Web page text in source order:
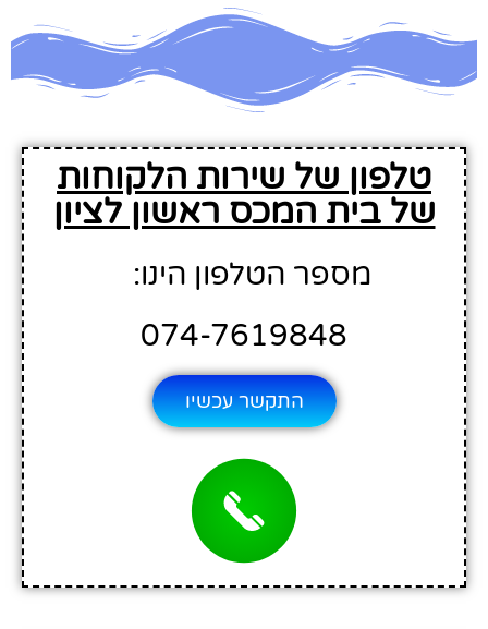
טלפון של שירות הלקוחות
של בית המכס ראשון לציון
מספר הטלפון הינו:
074-7619848
התקשר עכשיו